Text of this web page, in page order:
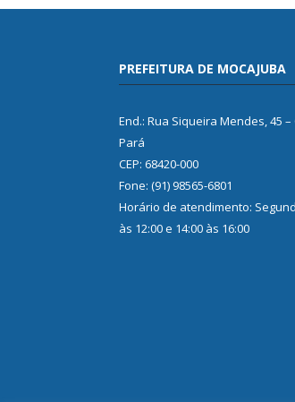
PREFEITURA DE MOCAJUBA
End.: Rua Siqueira Mendes, 45
Pará
CEP: 68420-000
Fone: (91) 98565-6801
Horário de atendimento:
às 12:00 e 14:00 às 16:00